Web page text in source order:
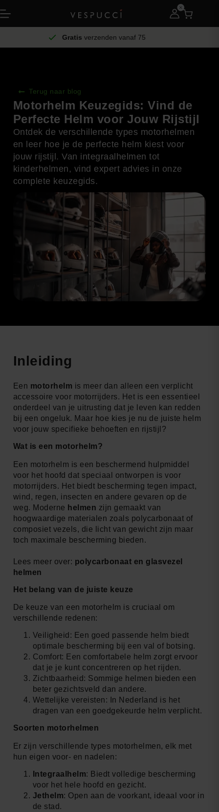
Gratis verzenden vanaf 75
Terug naar blog
Motorhelm Keuzegids: Vind de
Perfecte Helm voor Jouw Rijstijl
Ontdek de verschillende types motorhelmen
en leer hoe je de perfecte helm kiest voor
jouw rijstijl. Van integraalhelmen tot
kinderhelmen, vind expert advies in onze
complete keuzegids.
Inleiding
Een motorhelm is meer dan alleen een verplicht
accessoire voor motorrijders. Het is een essentieel
onderdeel van je uitrusting dat je leven kan redden
bij een ongeluk. Maar hoe kies je nu de juiste helm
voor jouw specifieke behoeften en rijstijl?
Wat is een motorhelm?
Een motorhelm is een beschermend hulpmiddel
voor het hoofd dat speciaal ontworpen is voor
motorrijders. Het biedt bescherming tegen impact,
wind, regen, insecten en andere gevaren op de
weg. Moderne helmen zijn gemaakt van
hoogwaardige materialen zoals polycarbonaat of
composiet vezels, die licht van gewicht zijn maar
toch maximale bescherming bieden.
Lees meer over: polycarbonaat en glasvezel
helmen
Het belang van de juiste keuze
De keuze van een motorhelm is cruciaal om
verschillende redenen:
Veiligheid: Een goed passende helm biedt
optimale bescherming bij een val of botsing.
Comfort: Een comfortabele helm zorgt ervoor
dat je je kunt concentreren op het rijden.
Zichtbaarheid: Sommige helmen bieden een
beter gezichtsveld dan andere.
Wettelijke vereisten: In Nederland is het
dragen van een goedgekeurde helm verplicht.
Soorten motorhelmen
Er zijn verschillende types motorhelmen, elk met
hun eigen voor- en nadelen:
Integraalhelm: Biedt volledige bescherming
voor het hele hoofd en gezicht.
Jethelm: Open aan de voorkant, ideaal voor in
de stad.